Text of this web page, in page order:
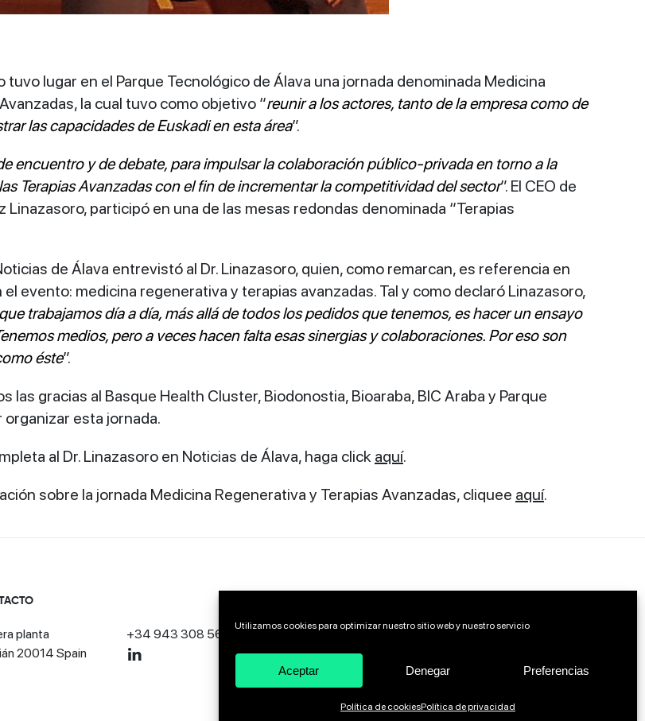
Utilizamos cookies para optimizar nuestro sitio web y nuestro servicio
Aceptar Denegar Preferencias
Política de cookiesPolítica de privacidad
tuvo lugar en el Parque Tecnológico de Álava una jornada denominada Medicina
la cual tuvo como objetivo “reunir a los actores, tanto de la empresa como de
las capacidades de Euskadi en esta área”.
encuentro y de debate, para impulsar la colaboración público-privada en torno a la
Terapias Avanzadas con el fin de incrementar la competitividad del sector”. El CEO de
Linazasoro, participó en una de las mesas redondas denominada “Terapias
de Álava entrevistó al Dr. Linazasoro, quien, como remarcan, es referencia en
evento: medicina regenerativa y terapias avanzadas. Tal y como declaró Linazasoro,
trabajamos día a día, más allá de todos los pedidos que tenemos, es hacer un ensayo
medios, pero a veces hacen falta esas sinergias y colaboraciones. Por eso son
éste”.
las gracias al Basque Health Cluster, Biodonostia, Bioaraba, BIC Araba y Parque
esta jornada.
al Dr. Linazasoro en Noticias de Álava, haga click aquí.
sobre la jornada Medicina Regenerativa y Terapias Avanzadas, cliquee aquí.
planta
20014 Spain
+34 943 308 568